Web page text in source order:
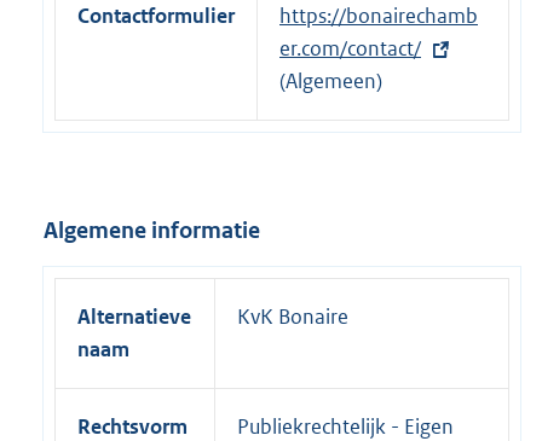
i
n
k
:
Contactformulier
E
x
t
e
i
n
https://bonairechamb
er.com/contact/
(Algemeen)
Algemene informatie
Alternatieve
naam
KvK Bonaire
Rechtsvorm
Publiekrechtelijk - Eigen